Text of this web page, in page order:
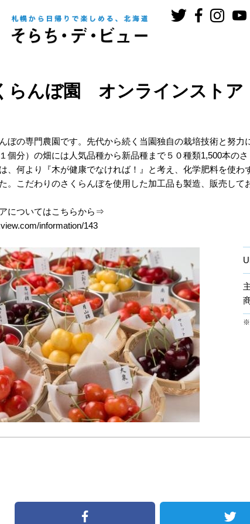
らんぼ園 オンラインストア
ぼの専門農園です。先代から続く当園独自の栽培技術と努
個分）の畑には人気品種から新品種まで５０種類1,500本の
、何より『木が健康でなければ！』と考え、化学肥料を使
。こだわりのさくらんぼを使用した加工品も製造、販売して
についてはこちらから⇒
information/143
※